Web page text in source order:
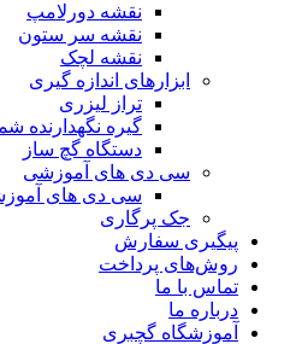
نقشه دورلامپ
نقشه سر ستون
نقشه لچک
ابزارهای اندازه گیری
تراز لیزری
گیره نگهدارنده
دستگاه گچ ساز
سی دی های آموزشی
سی دی های
جک پرگاری
پیگیری سفارش
روش‌های پرداخت
تماس با ما
درباره ما
آموزشگاه گچبری